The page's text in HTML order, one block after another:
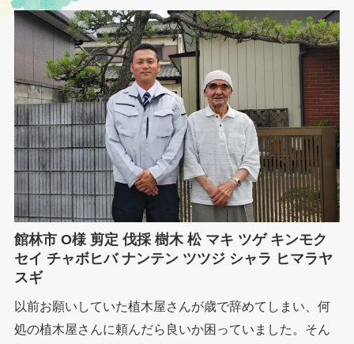
館林市 O様 剪定 伐採 樹木 松 マキ ツゲ キンモク
セイ チャボヒバ ナンテン ツツジ シャラ ヒマラヤ
スギ
以前お願いしていた植木屋さんが歳で辞めてしまい、何
処の植木屋さんに頼んだら良いか困っていました。そん